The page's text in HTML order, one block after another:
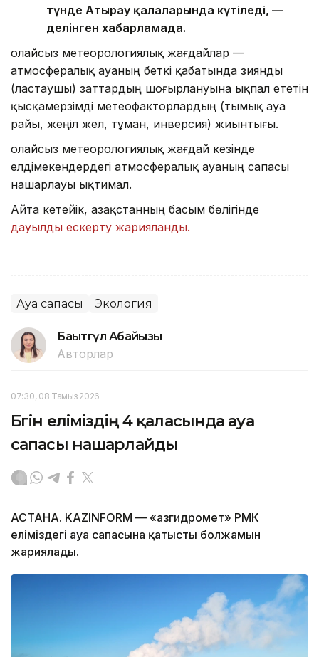
түнде Атырау қалаларында күтіледі, —
делінген хабарламада.
Қолайсыз метеорологиялық жағдайлар —
атмосфералық ауаның беткі қабатында зиянды
(ластаушы) заттардың шоғырлануына ықпал ететін
қысқамерзімді метеофакторлардың (тымық ауа
райы, жеңіл жел, тұман, инверсия) жиынтығы.
Қолайсыз метеорологиялық жағдай кезінде
елдімекендердегі атмосфералық ауаның сапасы
нашарлауы ықтимал.
Айта кетейік, Қазақстанның басым бөлігінде
дауылды ескерту жарияланды.
Ауа сапасы Экология
Бақытгүл Абайқызы
Авторлар
07:30, 08 Тамыз 2026
Бүгін еліміздің 4 қаласында ауа
сапасы нашарлайды
АСТАНА. KAZINFORM — «Қазгидромет» РМК
еліміздегі ауа сапасына қатысты болжамын
жариялады.